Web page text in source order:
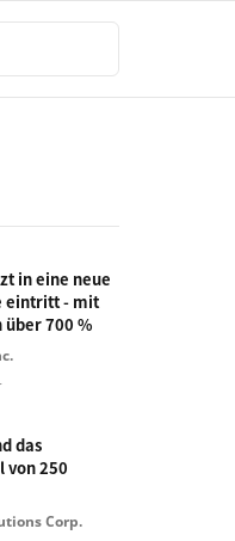
in eine neue
eintritt - mit
700 %
das
von 250
Corp.